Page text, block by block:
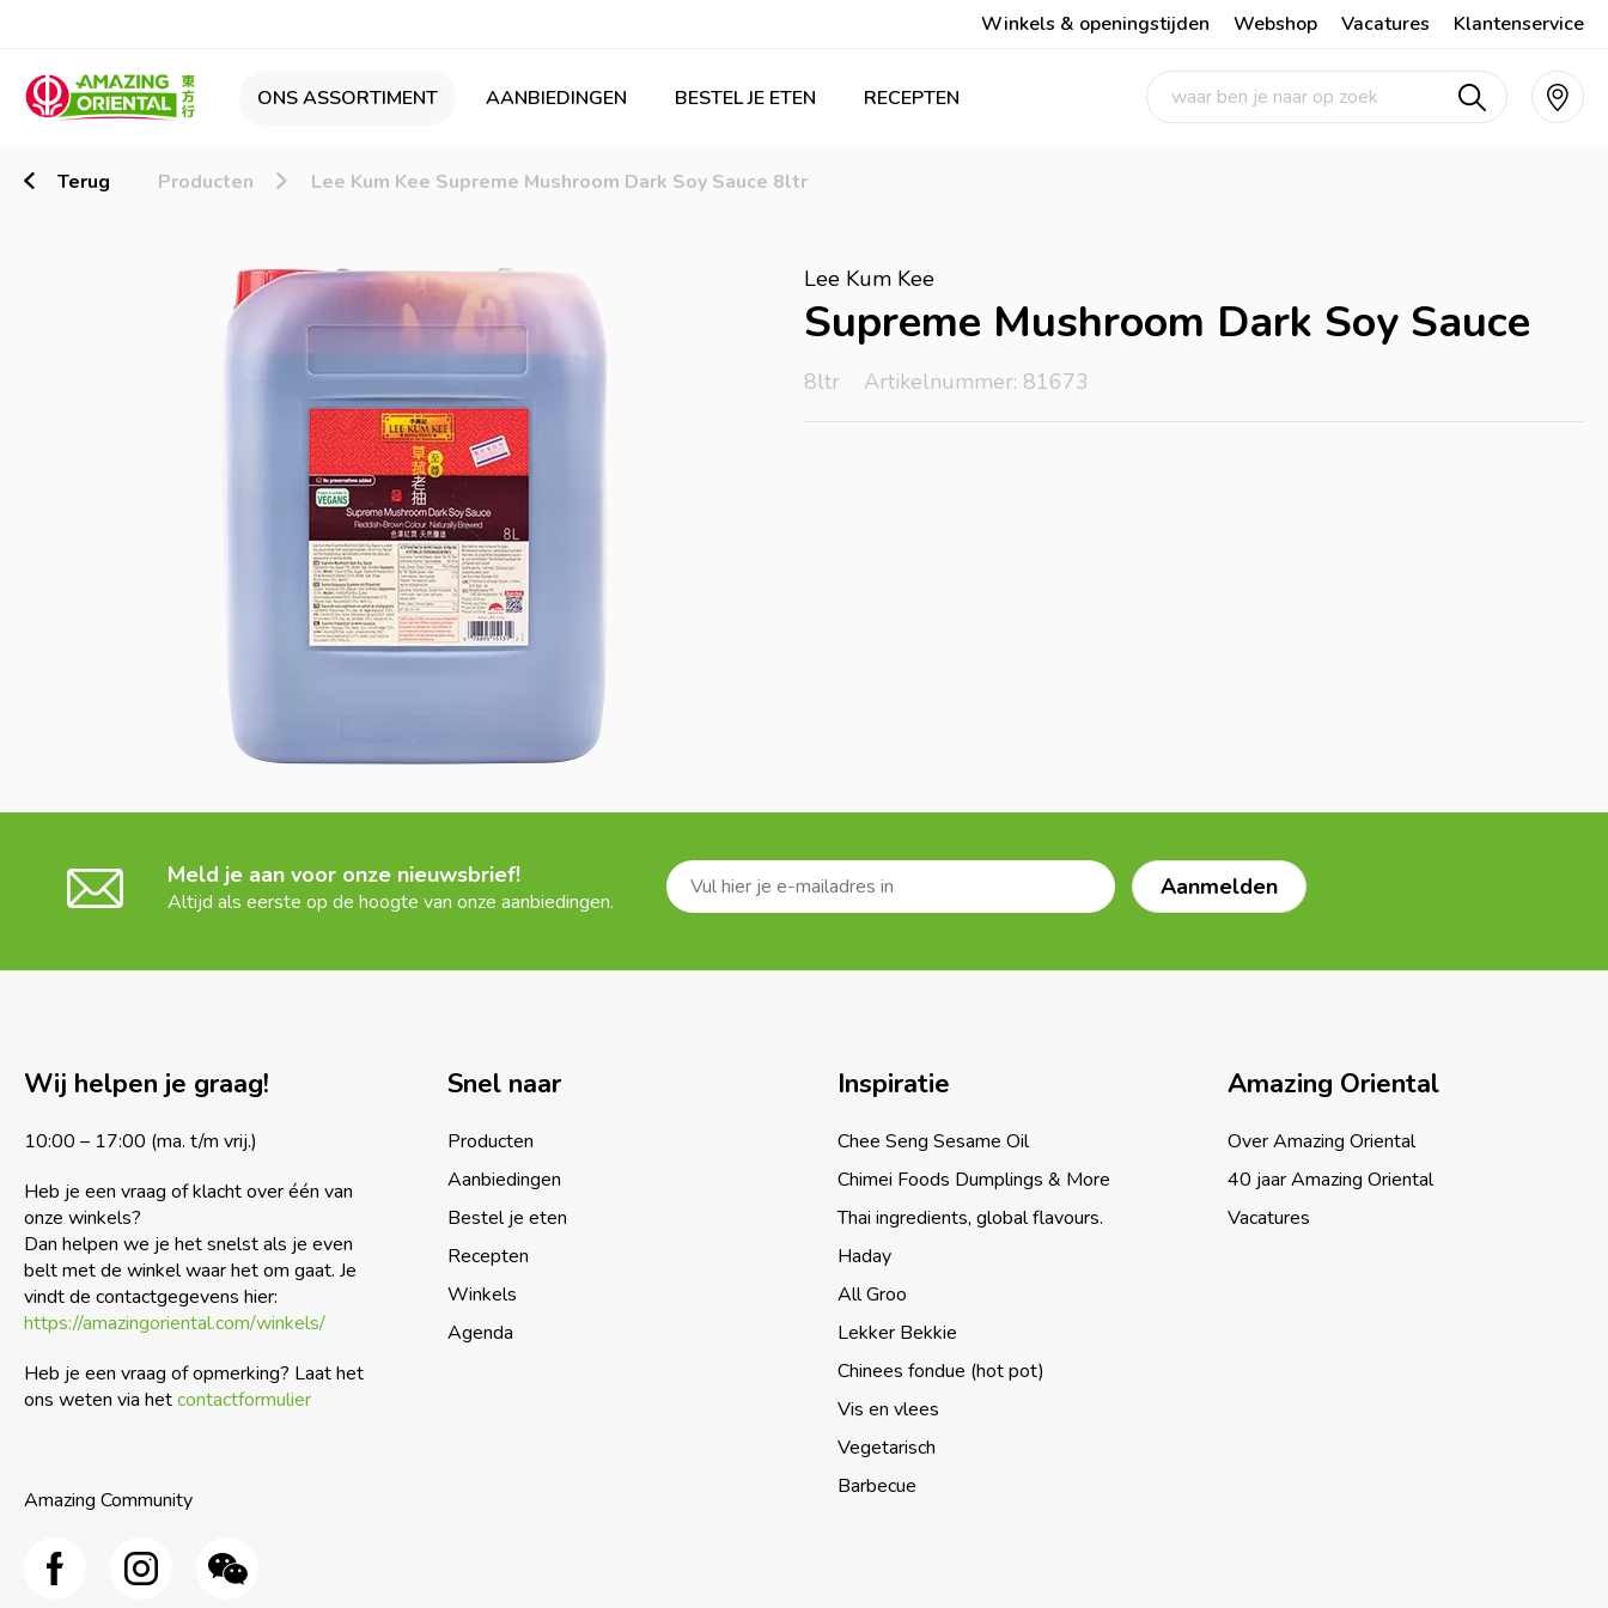
Winkels & openingstijden Webshop Vacatures Klantenservice
ONS ASSORTIMENT AANBIEDINGEN BESTEL JE ETEN RECEPTEN
Terug Producten Lee Kum Kee Supreme Mushroom Dark Soy Sauce 8ltr
Lee Kum Kee
Supreme Mushroom Dark Soy Sauce
8ltr Artikelnummer: 81673
Meld je aan voor onze nieuwsbrief!
Altijd als eerste op de hoogte van onze aanbiedingen.
Wij helpen je graag!
10:00 – 17:00 (ma. t/m vrij.)
Heb je een vraag of klacht over één van
onze winkels?
Dan helpen we je het snelst als je even
belt met de winkel waar het om gaat. Je
vindt de contactgegevens hier:
https://amazingoriental.com/winkels/
Heb je een vraag of opmerking? Laat het
ons weten via hetcontactformulier
Amazing Community
Snel naar
Producten
Aanbiedingen
Bestel je eten
Recepten
Winkels
Agenda
Inspiratie
Chee Seng Sesame Oil
Chimei Foods Dumplings & More
Thai ingredients, global flavours.
Haday
All Groo
Lekker Bekkie
Chinees fondue (hot pot)
Vis en vlees
Vegetarisch
Barbecue
Amazing Oriental
Over Amazing Oriental
40 jaar Amazing Oriental
Vacatures